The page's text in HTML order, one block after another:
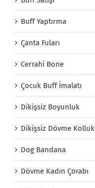
Buff Yaptırma
Çanta Fuları
Cerrahi Bone
Çocuk Buff İmalatı
Dikişsiz Boyunluk
Dikişsiz Dövme Kolluk
Dog Bandana
Dövme Kadın Çorabı